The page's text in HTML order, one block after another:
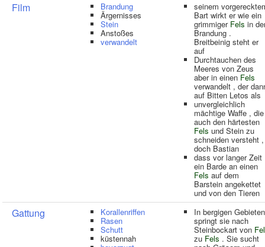
Film Brandung
Ärgernisses
Stein
Anstoßes
verwandelt
seinem
Bart wirkt er wie ein
grimmiger Fels in
Brandung .
Breitbeinig steht er
auf
Durchtauchen des
Meeres von Zeus
aber in einen Fels
verwandelt , der
auf Bitten Letos als
unvergleichlich
mächtige Waffe , die
auch den härtesten
Fels und Stein zu
schneiden versteht ,
doch Bastian
dass vor langer Zeit
ein Barde an einen
Fels auf dem
Barstein angekettet
und von den Tieren
Gattung Korallenriffen
Rasen
Schutt
küstennah
In bergigen Gebieten
springt sie nach
Steinbockart von
zu Fels . Sie sucht